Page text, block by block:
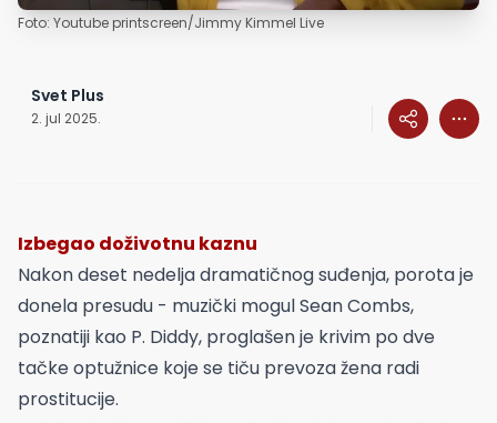
Foto: Youtube printscreen/Jimmy Kimmel Live
Svet Plus
2. jul 2025.
Izbegao doživotnu kaznu
Nakon deset nedelja dramatičnog suđenja, porota je
donela presudu - muzički mogul Sean Combs,
poznatiji kao P. Diddy, proglašen je krivim po dve
tačke optužnice koje se tiču prevoza žena radi
prostitucije.